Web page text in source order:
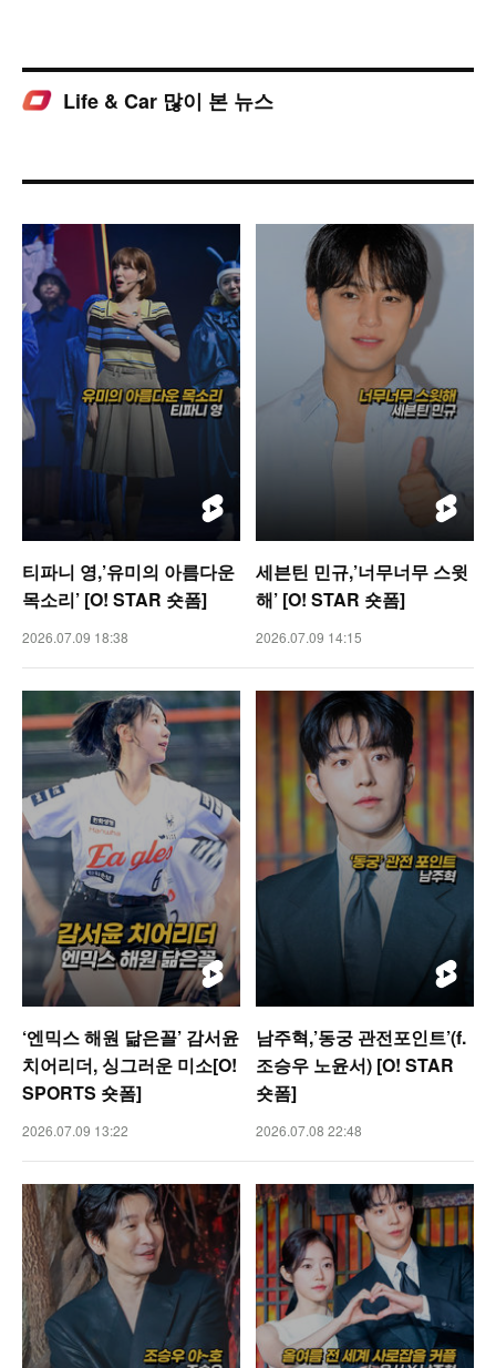
Life & Car 많이 본 뉴스
티파니 영,’유미의 아름다운
목소리’ [O! STAR 숏폼]
2026.07.09 18:38
세븐틴 민규,’너무너무 스윗
해’ [O! STAR 숏폼]
2026.07.09 14:15
‘엔믹스 해원 닮은꼴’ 감서윤
치어리더, 싱그러운 미소[O!
SPORTS 숏폼]
2026.07.09 13:22
남주혁,’동궁 관전포인트’(f.
조승우 노윤서) [O! STAR
숏폼]
2026.07.08 22:48